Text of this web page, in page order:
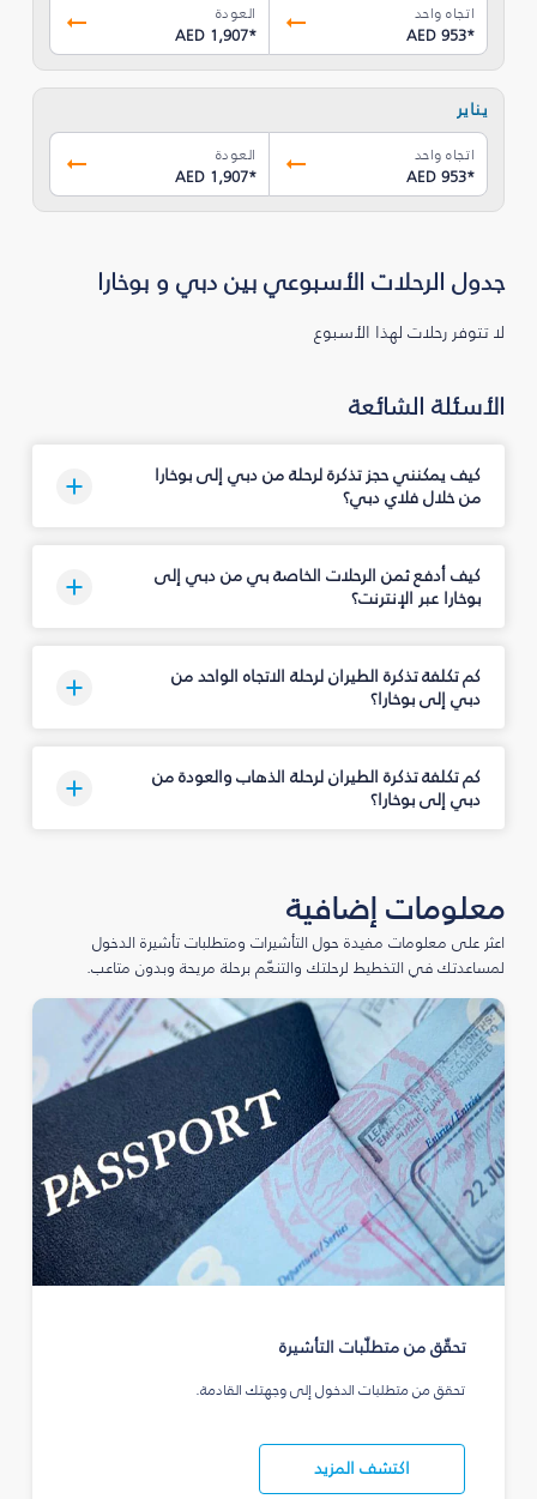
اتجاه واحد
AED 953*
العودة
AED 1,907*
يناير
اتجاه واحد
AED 953*
العودة
AED 1,907*
جدول الرحلات الأسبوعي بين دبي و بوخارا
لا تتوفر رحلات لهذا الأسبوع
الأسئلة الشائعة
كيف يمكنني حجز تذكرة لرحلة من دبي إلى بوخارا
من خلال فلاي دبي؟
كيف أدفع ثمن الرحلات الخاصة بي من دبي إلى
بوخارا عبر الإنترنت؟
كم تكلفة تذكرة الطيران لرحلة الاتجاه الواحد من
دبي إلى بوخارا؟
كم تكلفة تذكرة الطيران لرحلة الذهاب والعودة من
دبي إلى بوخارا؟
معلومات إضافية
اعثر على معلومات مفيدة حول التأشيرات ومتطلبات تأشيرة الدخول
لمساعدتك في التخطيط لرحلتك والتنعّم برحلة مريحة وبدون متاعب.
تحقّق من متطلّبات التأشيرة
تحقق من متطلبات الدخول إلى وجهتك القادمة.
اكتشف المزيد